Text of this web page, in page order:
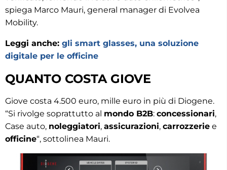
spiega Marco Mauri, general manager di Evolvea
Mobility.
Leggi anche: gli smart glasses, una soluzione
digitale per le officine
QUANTO COSTA GIOVE
Giove costa 4.500 euro, mille euro in più di Diogene.
“Si rivolge soprattutto al mondo B2B: concessionari,
Case auto, noleggiatori, assicurazioni, carrozzerie e
officine“, sottolinea Mauri.